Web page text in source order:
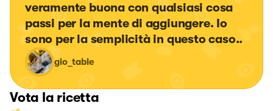
veramente buona con qualsiasi cosa
passi per la mente di aggiungere. Io
sono per la semplicità in questo caso..
gio_table
Vota la ricetta